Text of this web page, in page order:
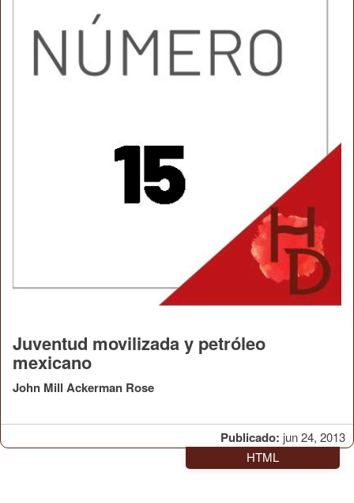
Publicado: jun 24, 2013
Juventud movilizada y petróleo
mexicano
John Mill Ackerman Rose
HTML